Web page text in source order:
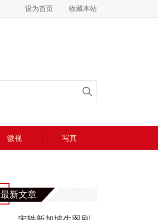
设为首页 收藏本站
微视 写真
最新文章